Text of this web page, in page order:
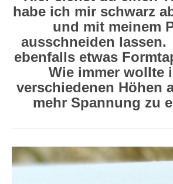
habe ich mir schwarz
und mit meinem
ausschneiden lassen.
ebenfalls etwas
Wie immer wollte
verschiedenen Höhen
mehr Spannung zu